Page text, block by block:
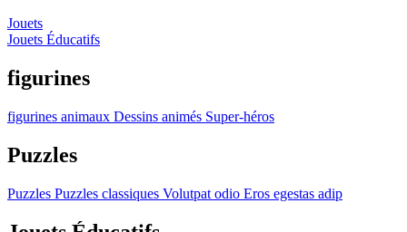
Jouets
Jouets Éducatifs
figurines
figurines animaux Dessins animés Super-héros
Puzzles
Puzzles Puzzles classiques Volutpat odio Eros egestas adip